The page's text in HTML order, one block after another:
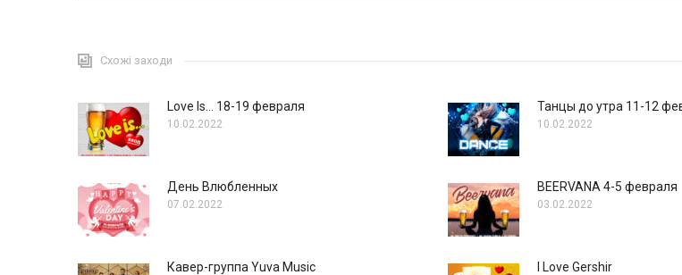
Схожі заходи
Love Is… 18-19 февраля
10.02.2022
Танцы до утра 11-12
10.02.2022
День Влюбленных
07.02.2022
BEERVANA 4-5 февраля
03.02.2022
Кавер-группа Yuva Music I Love Gershir